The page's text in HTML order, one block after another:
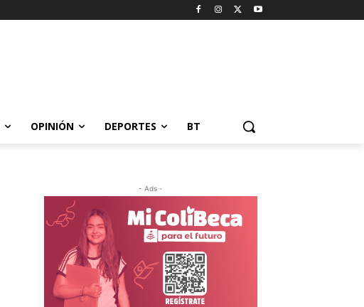
OPINIÓN DEPORTES BT
- Ads -